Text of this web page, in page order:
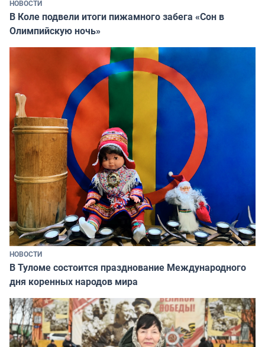
НОВОСТИ
В Коле подвели итоги пижамного забега «Сон в
Олимпийскую ночь»
НОВОСТИ
В Туломе состоится празднование Международного
дня коренных народов мира